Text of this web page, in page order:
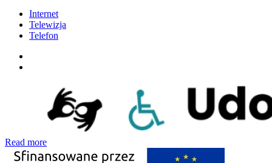
Internet
Telewizja
Telefon
Read more